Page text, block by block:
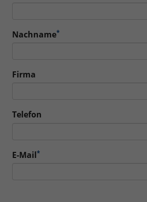
Nachname*
Firma
Telefon
E-Mail*